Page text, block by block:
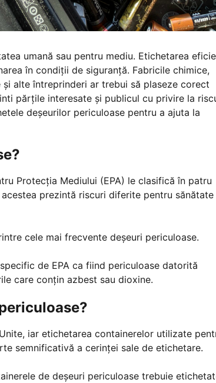
umană sau pentru mediu. Etichetarea
în condiții de siguranță. Fabricile chimice,
alte întreprinderi ar trebui să plaseze corect
părțile interesate și publicul cu privire la
deșeurilor periculoase pentru a ajuta la
Protecția Mediului (EPA) le clasifică în patru
prezintă riscuri diferite pentru sănătate
cele mai frecvente deșeuri periculoase.
de EPA ca fiind periculoase datorită
care conțin azbest sau dioxine.
iar etichetarea containerelor utilizate
semnificativă a cerinței sale de etichetare.
de deșeuri periculoase trebuie